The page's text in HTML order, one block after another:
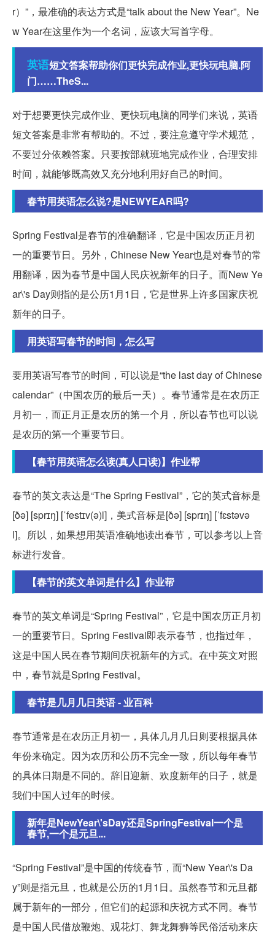
r）”，最准确的表达方式是“talk about the New Year”。Ne
w Year在这里作为一个名词，应该大写首字母。
英语短文答案帮助你们更快完成作业,更快玩电脑.阿
门……TheS...
对于想要更快完成作业、更快玩电脑的同学们来说，英语
短文答案是非常有帮助的。不过，要注意遵守学术规范，
不要过分依赖答案。只要按部就班地完成作业，合理安排
时间，就能够既高效又充分地利用好自己的时间。
春节用英语怎么说?是NEWYEAR吗?
Spring Festival是春节的准确翻译，它是中国农历正月初
一的重要节日。另外，Chinese New Year也是对春节的常
用翻译，因为春节是中国人民庆祝新年的日子。而New Ye
ar\'s Day则指的是公历1月1日，它是世界上许多国家庆祝
新年的日子。
用英语写春节的时间，怎么写
要用英语写春节的时间，可以说是“the last day of Chinese
calendar”（中国农历的最后一天）。春节通常是在农历正
月初一，而正月正是农历的第一个月，所以春节也可以说
是农历的第一个重要节日。
【春节用英语怎么读(真人口读)】作业帮
春节的英文表达是“The Spring Festival”，它的英式音标是
[ðə] [sprɪŋ] [ˈfestɪv(ə)l]，美式音标是[ðə] [sprɪŋ] [ˈfɛstəvə
l]。所以，如果想用英语准确地读出春节，可以参考以上音
标进行发音。
【春节的英文单词是什么】作业帮
春节的英文单词是“Spring Festival”，它是中国农历正月初
一的重要节日。Spring Festival即表示春节，也指过年，
这是中国人民在春节期间庆祝新年的方式。在中英文对照
中，春节就是Spring Festival。
春节是几月几日英语 - 业百科
春节通常是在农历正月初一，具体几月几日则要根据具体
年份来确定。因为农历和公历不完全一致，所以每年春节
的具体日期是不同的。辞旧迎新、欢度新年的日子，就是
我们中国人过年的时候。
新年是NewYear\'sDay还是SpringFestival一个是
春节,一个是元旦...
“Spring Festival”是中国的传统春节，而“New Year\'s Da
y”则是指元旦，也就是公历的1月1日。虽然春节和元旦都
属于新年的一部分，但它们的起源和庆祝方式不同。春节
是中国人民借放鞭炮、观花灯、舞龙舞狮等民俗活动来庆